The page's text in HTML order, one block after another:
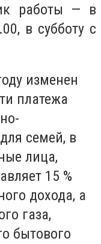
работы — в
в субботу с
изменен
платежа
семей, в
лица,
15 %
дохода, а
газа,
бытового